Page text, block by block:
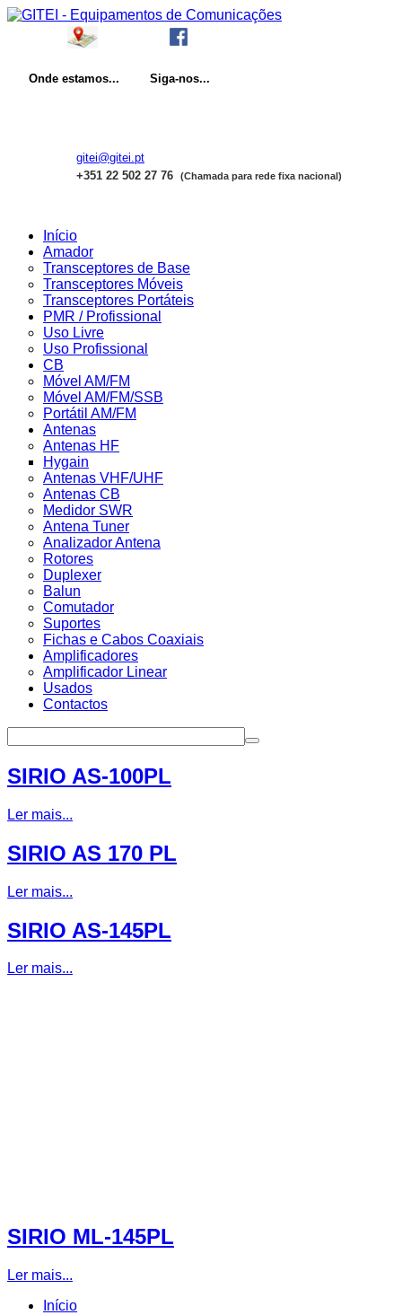
Ondeestamos... Siga-nos...
gitei@gitei.pt
+351 22 502 27 76
(Chamada para rede fixa nacional)
Início
Amador
Transceptores de Base
Transceptores Móveis
Transceptores Portáteis
PMR / Profissional
Uso Livre
Uso Profissional
CB
Móvel AM/FM
Móvel AM/FM/SSB
Portátil AM/FM
Antenas
Antenas HF
Hygain
Antenas VHF/UHF
Antenas CB
Medidor SWR
Antena Tuner
Analizador Antena
Rotores
Duplexer
Balun
Comutador
Suportes
Fichas e Cabos Coaxiais
Amplificadores
Amplificador Linear
Usados
Contactos
SIRIO AS-100PL
Ler mais...
SIRIO AS 170 PL
Ler mais...
SIRIO AS-145PL
Ler mais...
SIRIO ML-145PL
Ler mais...
Início